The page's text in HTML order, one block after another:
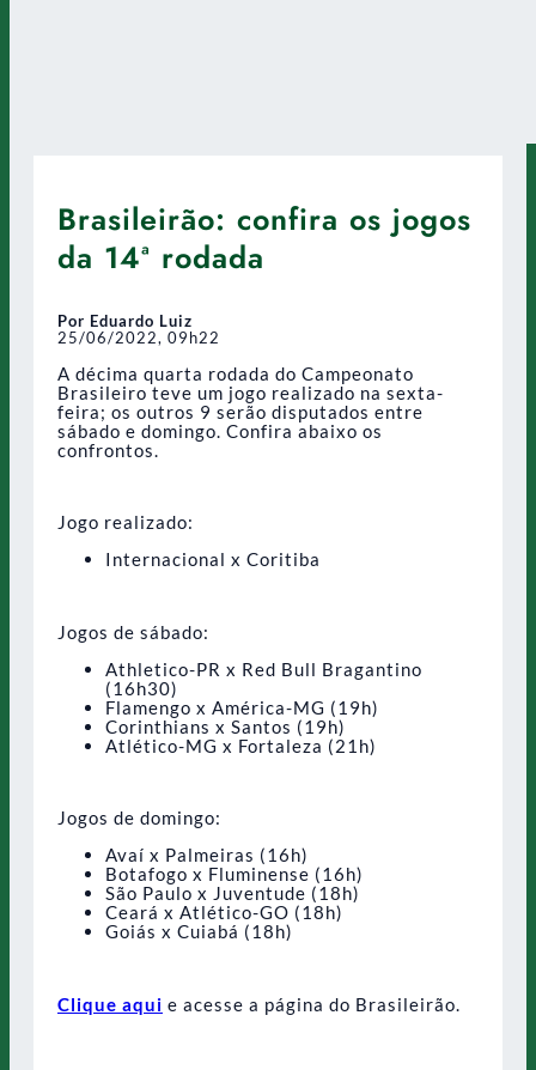
Brasileirão: confira os jogos
da 14ª rodada
Por Eduardo Luiz
25/06/2022, 09h22
A décima quarta rodada do Campeonato
Brasileiro teve um jogo realizado na sexta-
feira; os outros 9 serão disputados entre
sábado e domingo. Confira abaixo os
confrontos.
Jogo realizado:
Internacional x Coritiba
Jogos de sábado:
Athletico-PR x Red Bull Bragantino
(16h30)
Flamengo x América-MG (19h)
Corinthians x Santos (19h)
Atlético-MG x Fortaleza (21h)
Jogos de domingo:
Avaí x Palmeiras (16h)
Botafogo x Fluminense (16h)
São Paulo x Juventude (18h)
Ceará x Atlético-GO (18h)
Goiás x Cuiabá (18h)
Clique aqui e acesse a página do Brasileirão.